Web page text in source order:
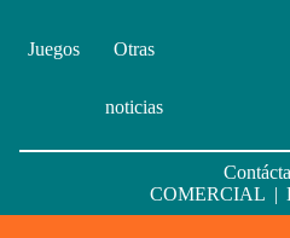
Juegos Otras
noticias
COMERCIAL |